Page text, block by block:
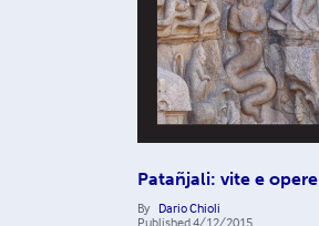
Patañjali: vite e opere
By Dario Chioli
Published4/12/2015